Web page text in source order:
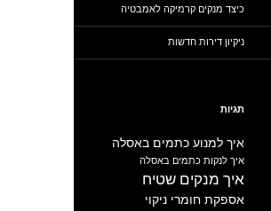
כיצד מנקים קרמיקה לאמבטיה
ניקיון דירות חדשות
תגיות
איך למנוע כתמים באסלה
איך לנקות כתמים באסלה
איך מנקים שטיח
אספקת חומרי ניקוי